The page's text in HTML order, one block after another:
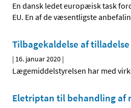
En dansk ledet europæisk task
EU. En af de væsentligste
Tilbagekaldelse af
| 16. januar 2020 |
Lægemiddelstyrelsen har med
Eletriptan til behandling